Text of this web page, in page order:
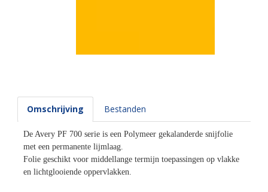
Omschrijving Bestanden
De Avery PF 700 serie is een Polymeer gekalanderde snijfolie
met een permanente lijmlaag.
Folie geschikt voor middellange termijn toepassingen op vlakke
en lichtglooiende oppervlakken.